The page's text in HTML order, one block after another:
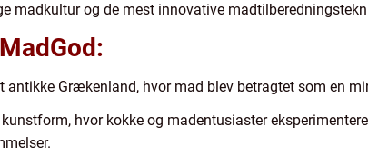
madkultur og de mest innovative
antikke Grækenland, hvor mad blev betragtet som en
hvor kokke og madentusiaster